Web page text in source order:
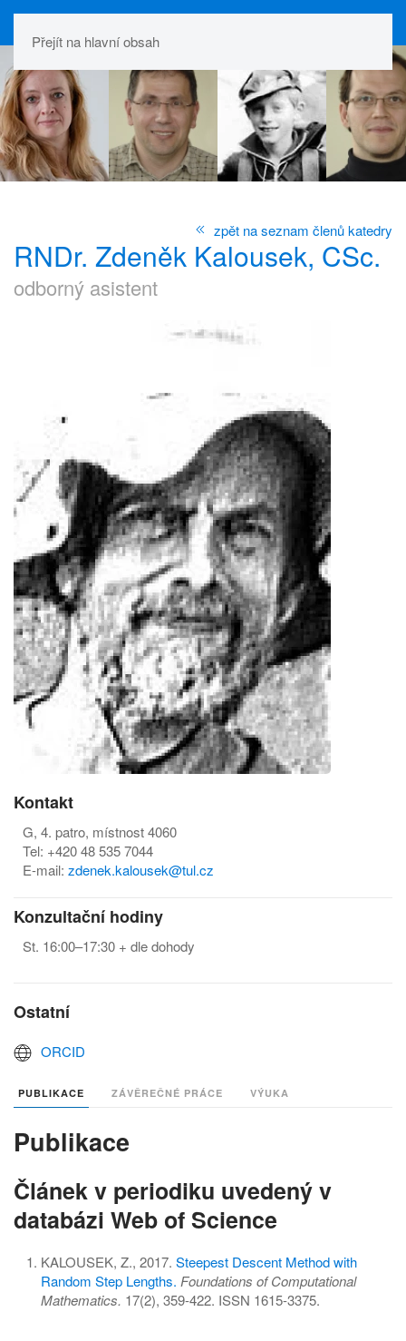
Přejít na hlavní obsah
zpět na seznam členů katedry
RNDr. Zdeněk Kalousek, CSc.
odborný asistent
Kontakt
G, 4. patro, místnost 4060
Tel: +420 48 535 7044
E-mail: zdenek.kalousek@tul.cz
Konzultační hodiny
St. 16:00–17:30 + dle dohody
Ostatní
ORCID
PUBLIKACE ZÁVĚREČNÉ PRÁCE VÝUKA
Publikace
Článek v periodiku uvedený v
databázi Web of Science
KALOUSEK, Z., 2017. Steepest Descent Method with
Random Step Lengths. Foundations of Computational
Mathematics. 17(2), 359-422. ISSN 1615-3375.